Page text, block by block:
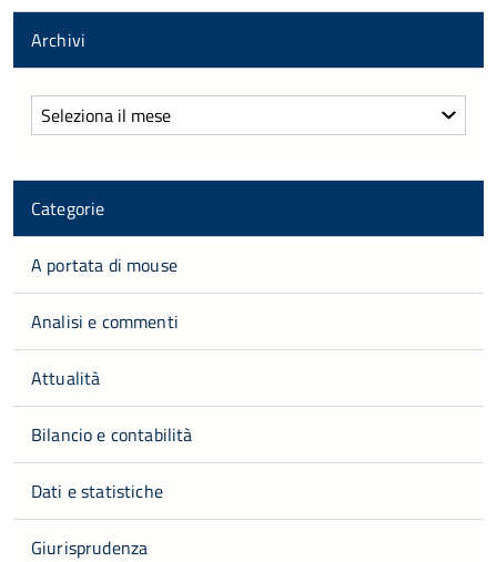
Archivi
Archivi
Categorie
A portata di mouse
Analisi e commenti
Attualità
Bilancio e contabilità
Dati e statistiche
Giurisprudenza